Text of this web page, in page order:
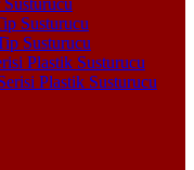
Susturucu
Susturucu
Plastik Susturucu
Plastik Susturucu